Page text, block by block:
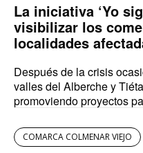
La iniciativa ‘Yo
visibilizar los
localidades
Después de la crisis
valles del Alberche y
promoviendo proyectos
COMARCA COLMENAR VIEJO